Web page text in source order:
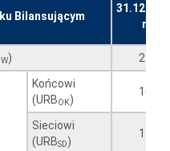
Bilansującym
r.
W) 29
Końcowi
(URBOK)
10
Sieciowi
(URBSD)
11